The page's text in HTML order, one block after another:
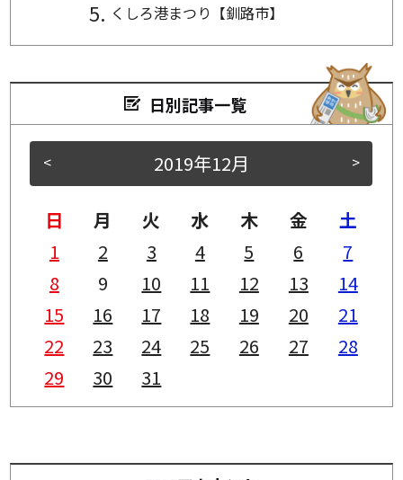
くしろ港まつり【釧路市】
日別記事一覧
< >
2019年12月
日 月 火 水 木 金
土
1
2 3 4 5 6
7
8
9 10 11 12 13
14
15
16 17 18 19 20
21
22
23 24 25 26 27
28
29
30 31